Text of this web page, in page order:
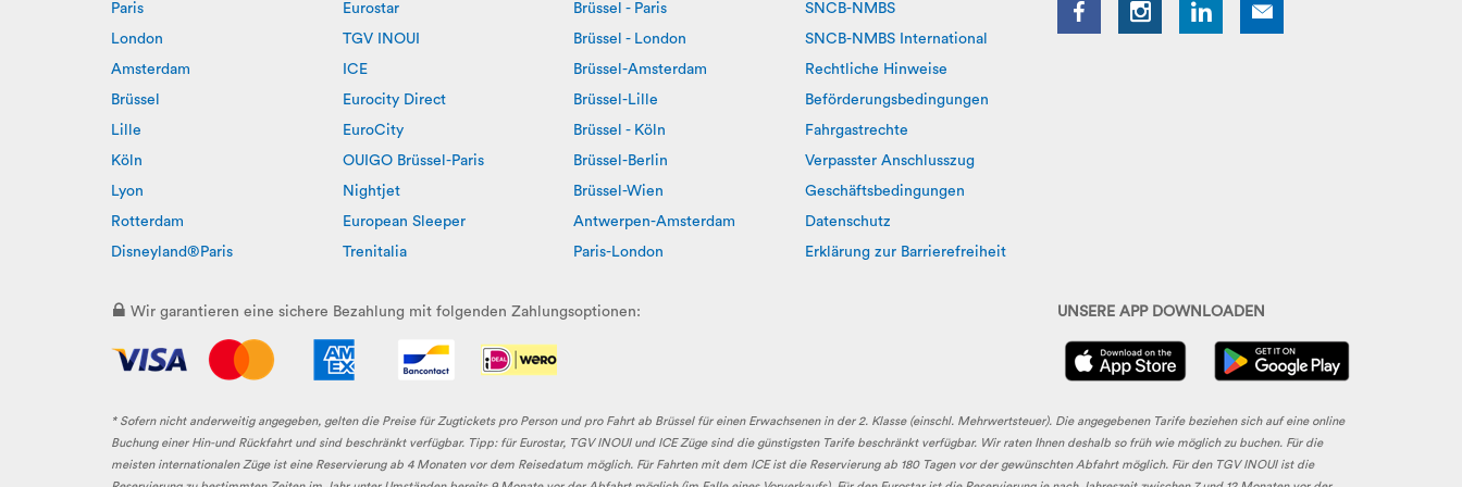
Paris
London
Amsterdam
Brüssel
Lille
Köln
Lyon
Rotterdam
Disneyland®Paris
Eurostar
TGV INOUI
ICE
Eurocity Direct
EuroCity
OUIGO Brüssel-Paris
Nightjet
European Sleeper
Trenitalia
Brüssel - Paris
Brüssel - London
Brüssel-Amsterdam
Brüssel-Lille
Brüssel - Köln
Brüssel-Berlin
Brüssel-Wien
Antwerpen-Amsterdam
Paris-London
SNCB-NMBS
SNCB-NMBS International
Rechtliche Hinweise
Beförderungsbedingungen
Fahrgastrechte
Verpasster Anschlusszug
Geschäftsbedingungen
Datenschutz
Erklärung zur Barrierefreiheit
Wir garantieren eine sichere Bezahlung mit folgenden Zahlungsoptionen: UNSERE APP DOWNLOADEN
* Sofern nicht anderweitig angegeben, gelten die Preise für Zugtickets pro Person und pro Fahrt ab Brüssel für einen Erwachsenen in der 2. Klasse (einschl. Mehrwertsteuer). Die angegebenen Tarife beziehen sich auf eine online
Buchung einer Hin-und Rückfahrt und sind beschränkt verfügbar. Tipp: für Eurostar, TGV INOUI und ICE Züge sind die günstigsten Tarife beschränkt verfügbar. Wir raten Ihnen deshalb so früh wie möglich zu buchen. Für die
meisten internationalen Züge ist eine Reservierung ab 4 Monaten vor dem Reisedatum möglich. Für Fahrten mit dem ICE ist die Reservierung ab 180 Tagen vor der gewünschten Abfahrt möglich. Für den TGV INOUI ist die